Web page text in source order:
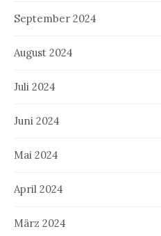
September 2024
August 2024
Juli 2024
Juni 2024
Mai 2024
April 2024
März 2024